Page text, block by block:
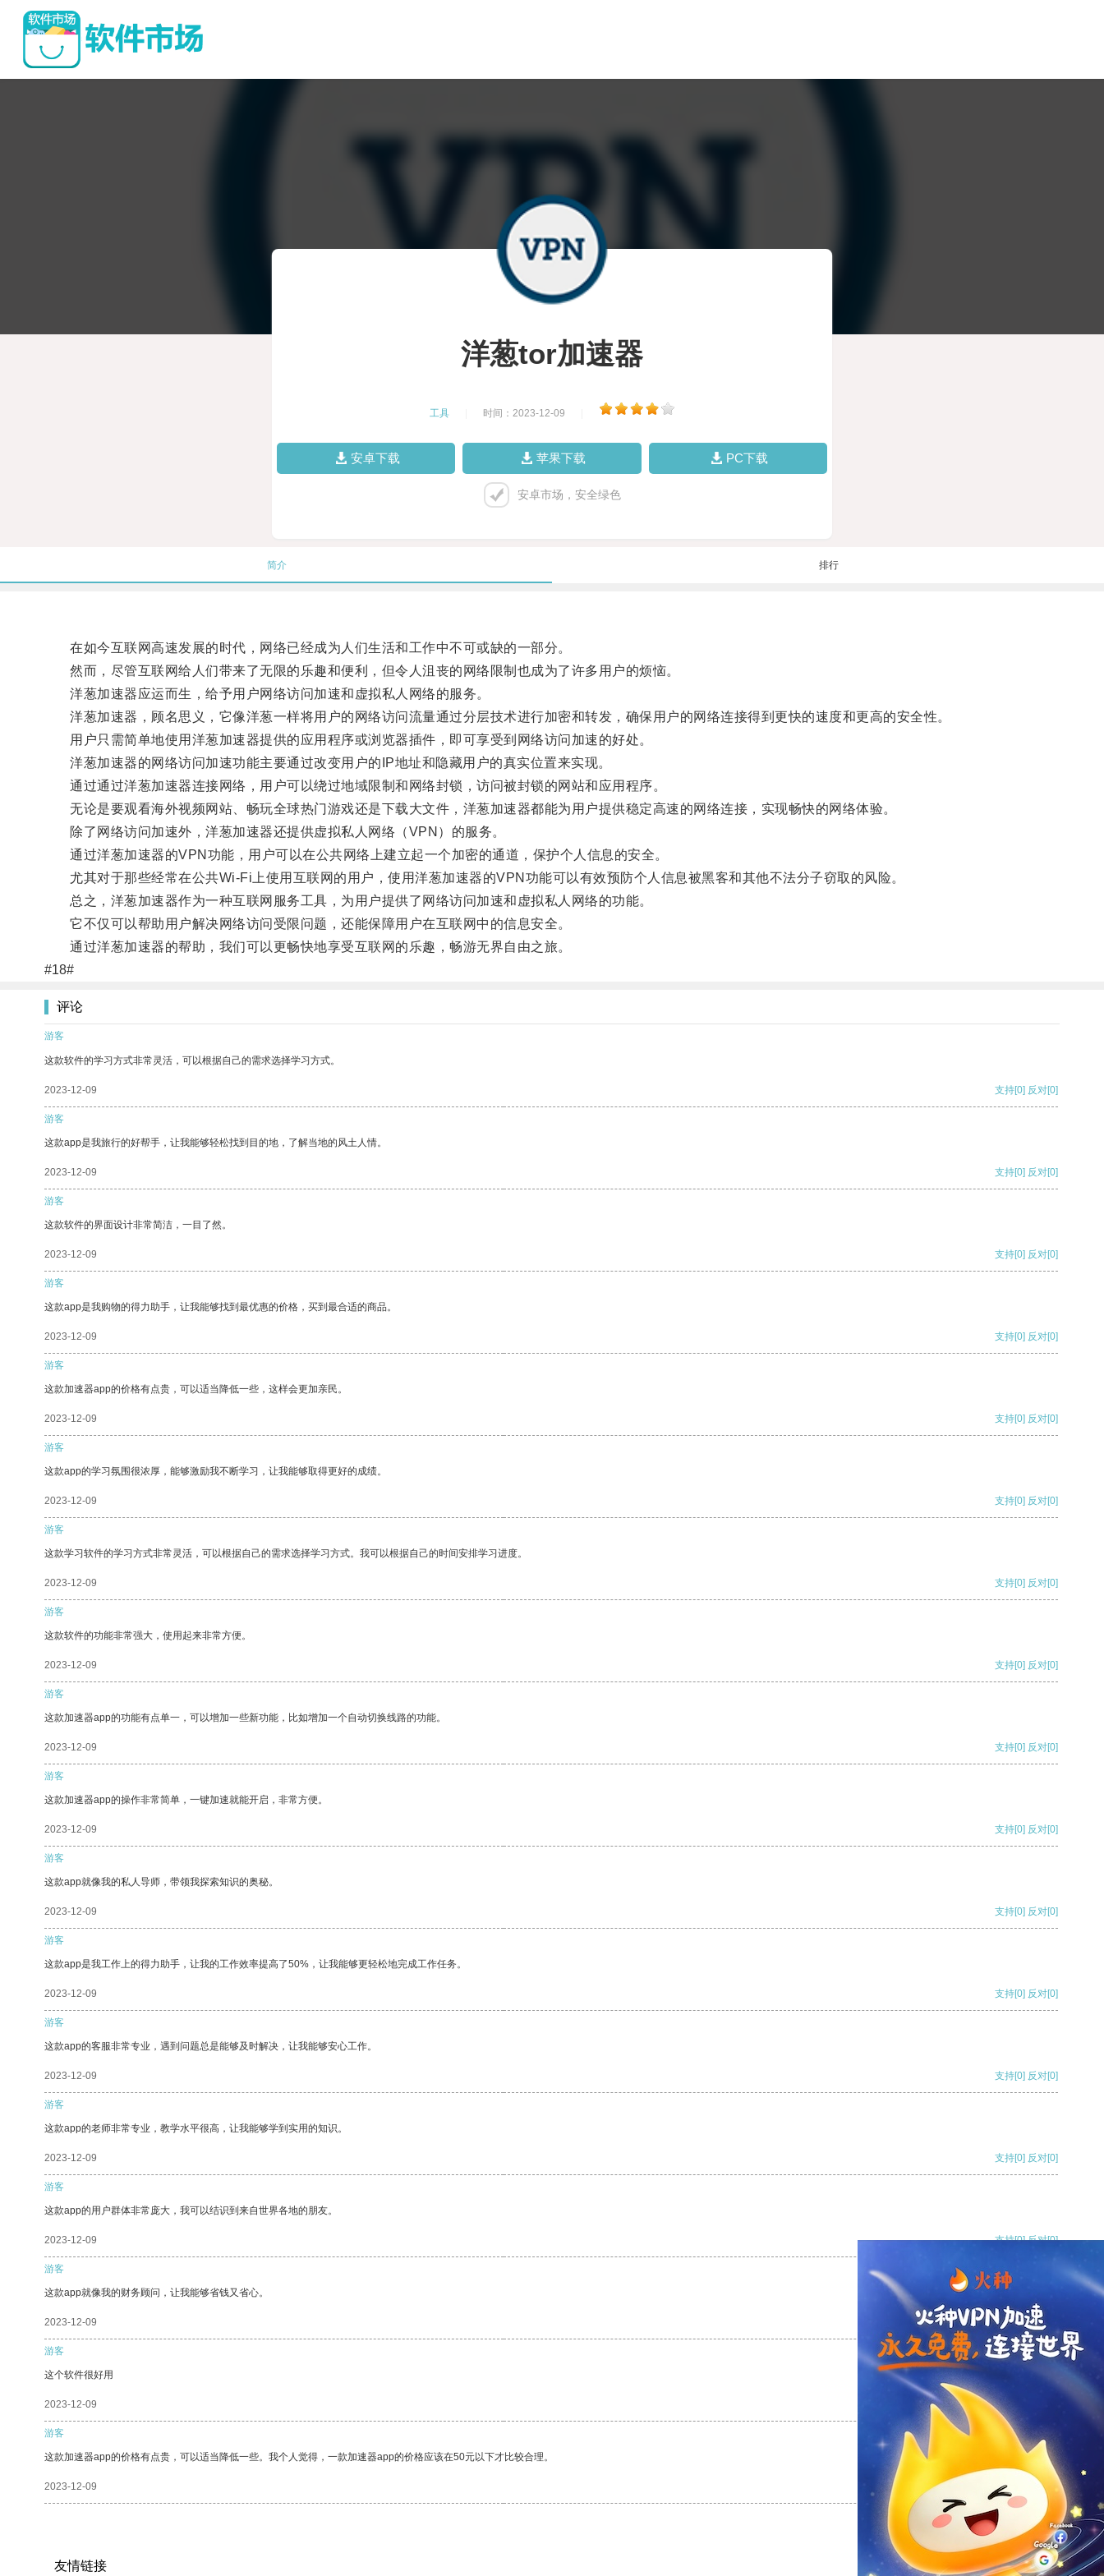
洋葱tor加速器
工具 时间：2023-12-09
安卓下载 苹果下载 PC下载
安卓市场，安全绿色
简介 排行
在如今互联网高速发展的时代，网络已经成为人们生活和工作中不可或缺的一部分。
然而，尽管互联网给人们带来了无限的乐趣和便利，但令人沮丧的网络限制也成为了许多用户的烦恼。
洋葱加速器应运而生，给予用户网络访问加速和虚拟私人网络的服务。
洋葱加速器，顾名思义，它像洋葱一样将用户的网络访问流量通过分层技术进行加密和转发，确保用户的网络连接得到更快的速度和更高的安全性。
用户只需简单地使用洋葱加速器提供的应用程序或浏览器插件，即可享受到网络访问加速的好处。
洋葱加速器的网络访问加速功能主要通过改变用户的IP地址和隐藏用户的真实位置来实现。
通过通过洋葱加速器连接网络，用户可以绕过地域限制和网络封锁，访问被封锁的网站和应用程序。
无论是要观看海外视频网站、畅玩全球热门游戏还是下载大文件，洋葱加速器都能为用户提供稳定高速的网络连接，实现畅快的网络体验。
除了网络访问加速外，洋葱加速器还提供虚拟私人网络（VPN）的服务。
通过洋葱加速器的VPN功能，用户可以在公共网络上建立起一个加密的通道，保护个人信息的安全。
尤其对于那些经常在公共Wi-Fi上使用互联网的用户，使用洋葱加速器的VPN功能可以有效预防个人信息被黑客和其他不法分子窃取的风险。
总之，洋葱加速器作为一种互联网服务工具，为用户提供了网络访问加速和虚拟私人网络的功能。
它不仅可以帮助用户解决网络访问受限问题，还能保障用户在互联网中的信息安全。
通过洋葱加速器的帮助，我们可以更畅快地享受互联网的乐趣，畅游无界自由之旅。
#18#
评论
游客
这款软件的学习方式非常灵活，可以根据自己的需求选择学习方式。
2023-12-09 支持[0] 反对[0]
游客
这款app是我旅行的好帮手，让我能够轻松找到目的地，了解当地的风土人情。
2023-12-09 支持[0] 反对[0]
游客
这款软件的界面设计非常简洁，一目了然。
2023-12-09 支持[0] 反对[0]
游客
这款app是我购物的得力助手，让我能够找到最优惠的价格，买到最合适的商品。
2023-12-09 支持[0] 反对[0]
游客
这款加速器app的价格有点贵，可以适当降低一些，这样会更加亲民。
2023-12-09 支持[0] 反对[0]
游客
这款app的学习氛围很浓厚，能够激励我不断学习，让我能够取得更好的成绩。
2023-12-09 支持[0] 反对[0]
游客
这款学习软件的学习方式非常灵活，可以根据自己的需求选择学习方式。我可以根据自己的时间安排学习进度。
2023-12-09 支持[0] 反对[0]
游客
这款软件的功能非常强大，使用起来非常方便。
2023-12-09 支持[0] 反对[0]
游客
这款加速器app的功能有点单一，可以增加一些新功能，比如增加一个自动切换线路的功能。
2023-12-09 支持[0] 反对[0]
游客
这款加速器app的操作非常简单，一键加速就能开启，非常方便。
2023-12-09 支持[0] 反对[0]
游客
这款app就像我的私人导师，带领我探索知识的奥秘。
2023-12-09 支持[0] 反对[0]
游客
这款app是我工作上的得力助手，让我的工作效率提高了50%，让我能够更轻松地完成工作任务。
2023-12-09 支持[0] 反对[0]
游客
这款app的客服非常专业，遇到问题总是能够及时解决，让我能够安心工作。
2023-12-09 支持[0] 反对[0]
游客
这款app的老师非常专业，教学水平很高，让我能够学到实用的知识。
2023-12-09 支持[0] 反对[0]
游客
这款app的用户群体非常庞大，我可以结识到来自世界各地的朋友。
2023-12-09 支持[0] 反对[0]
游客
这款app就像我的财务顾问，让我能够省钱又省心。
2023-12-09 支持[0] 反对
游客
这个软件很好用
2023-12-09 支持
游客
这款加速器app的价格有点贵，可以适当降低一些。我个人觉得，一款加速器app的价格应该在50元以下才比较合理。
2023-12-09 支持 反对 [0]
友情链接